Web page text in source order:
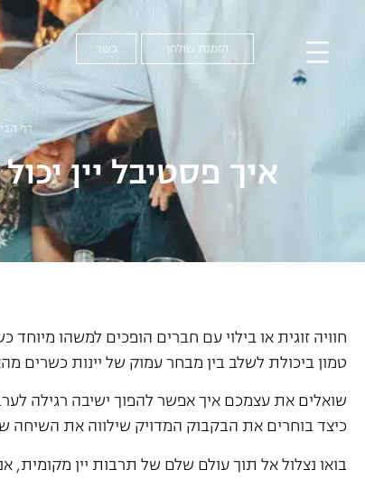
הזמנת שולחן כשר
דף
איך פסטיבל יין
חוויה זוגית או בילוי עם חברים הופכים למשהו
טמון ביכולת לשלב בין מבחר עמוק של יינות
שואלים את עצמכם איך אפשר להפוך ישיבה רגילה
כיצד בוחרים את הבקבוק המדויק שילווה את השיחה
בואו נצלול אל תוך עולם שלם של תרבות יין